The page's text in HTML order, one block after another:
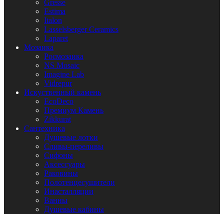
Gresse
Estima
Italon
Lasselsberger Ceramics
Laparet
Мозаика
Росмозаика
NS Mosaic
Imagine Lab
Vidrepur
Искуственный камень
EcoDeco
Премиум Камень
Zikkurat
Сантехника
Душевые лотки
Сливы-переливы
Сифоны
Аксессуары
Раковины
Полотенцесушители
Инасталляции
Ванны
Душевые кабины